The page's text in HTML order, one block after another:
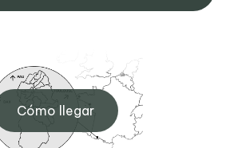
Cómo llegar